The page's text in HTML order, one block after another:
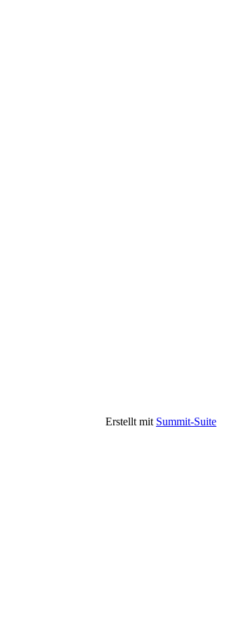
Erstellt mit Summit-Suite